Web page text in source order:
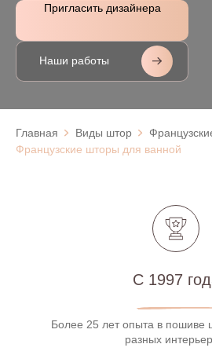
Пригласить дизайнера
Наши работы
Главная Виды штор
Французские шторы для ванной
С 1997
Более 25 лет опыта в пошиве
разных